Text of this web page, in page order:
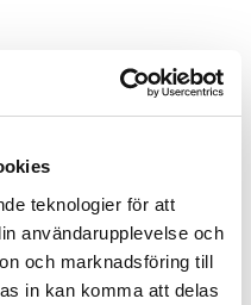
teknologier för att
användarupplevelse och
och marknadsföring till
in kan komma att delas